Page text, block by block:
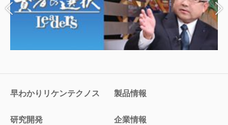
早わかりリケンテクノス 製品情報
研究開発 企業情報